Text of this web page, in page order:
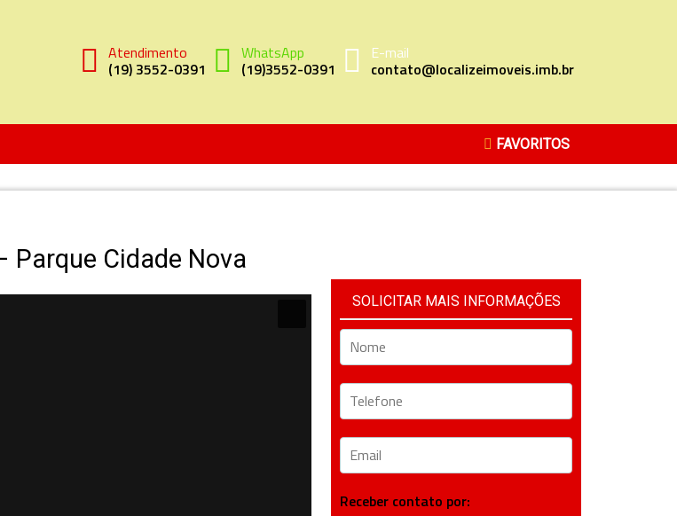
Atendimento
(19) 3552-0391
WhatsApp
(19)3552-0391
E-mail
contato@localizeimoveis.imb.br
FAVORITOS
Parque Cidade Nova
SOLICITAR MAIS INFORMAÇÕES
Receber contato por: